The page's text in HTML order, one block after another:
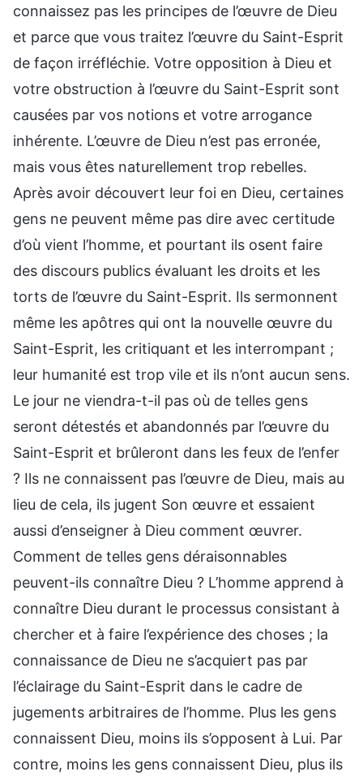
connaissez pas les principes de l’œuvre de Dieu
et parce que vous traitez l’œuvre du Saint-Esprit
de façon irréfléchie. Votre opposition à Dieu et
votre obstruction à l’œuvre du Saint-Esprit sont
causées par vos notions et votre arrogance
inhérente. L’œuvre de Dieu n’est pas erronée,
mais vous êtes naturellement trop rebelles.
Après avoir découvert leur foi en Dieu, certaines
gens ne peuvent même pas dire avec certitude
d’où vient l’homme, et pourtant ils osent faire
des discours publics évaluant les droits et les
torts de l’œuvre du Saint-Esprit. Ils sermonnent
même les apôtres qui ont la nouvelle œuvre du
Saint-Esprit, les critiquant et les interrompant ;
leur humanité est trop vile et ils n’ont aucun sens.
Le jour ne viendra-t-il pas où de telles gens
seront détestés et abandonnés par l’œuvre du
Saint-Esprit et brûleront dans les feux de l’enfer
? Ils ne connaissent pas l’œuvre de Dieu, mais au
lieu de cela, ils jugent Son œuvre et essaient
aussi d’enseigner à Dieu comment œuvrer.
Comment de telles gens déraisonnables
peuvent-ils connaître Dieu ? L’homme apprend à
connaître Dieu durant le processus consistant à
chercher et à faire l’expérience des choses ; la
connaissance de Dieu ne s’acquiert pas par
l’éclairage du Saint-Esprit dans le cadre de
jugements arbitraires de l’homme. Plus les gens
connaissent Dieu, moins ils s’opposent à Lui. Par
contre, moins les gens connaissent Dieu, plus ils